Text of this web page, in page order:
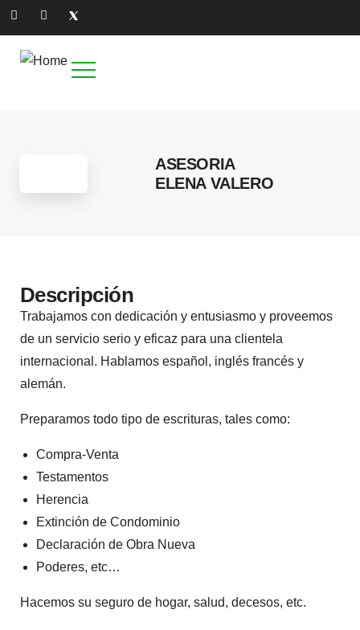
ASESORIA
ELENA VALERO
Descripción
Trabajamos con dedicación y entusiasmo y proveemos
de un servicio serio y eficaz para una clientela
internacional. Hablamos español, inglés francés y
alemán.
Preparamos todo tipo de escrituras, tales como:
Compra-Venta
Testamentos
Herencia
Extinción de Condominio
Declaración de Obra Nueva
Poderes, etc…
Hacemos su seguro de hogar, salud, decesos, etc.